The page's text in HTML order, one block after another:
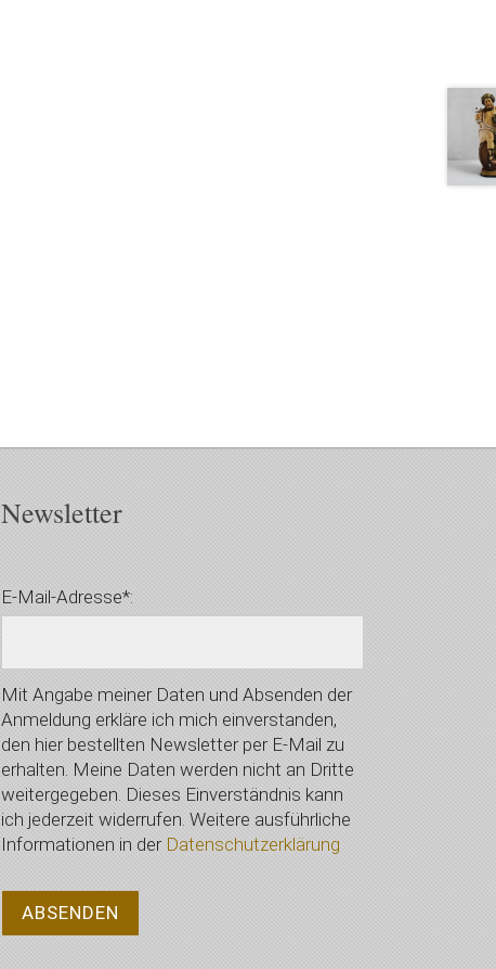
Newsletter
E-Mail-Adresse*:
Mit Angabe meiner Daten und Absenden der
Anmeldung erkläre ich mich einverstanden,
den hier bestellten Newsletter per E-Mail zu
erhalten. Meine Daten werden nicht an Dritte
weitergegeben. Dieses Einverständnis kann
ich jederzeit widerrufen. Weitere ausführliche
Informationen in der Datenschutzerklärung